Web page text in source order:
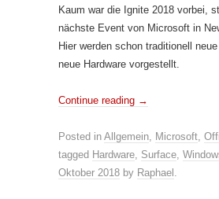
Kaum war die Ignite 2018 vorbei,
nächste Event von Microsoft in
Hier werden schon traditionell
neue Hardware vorgestellt.
Continue reading →
Posted in Allgemein, Microsoft,
tagged Hardware, Surface,
Oktober 2018 by Raphael .